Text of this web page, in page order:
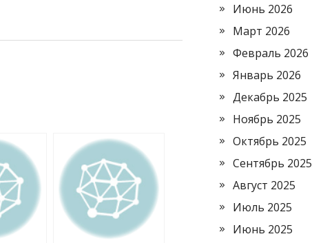
Июнь 2026
Март 2026
Февраль 2026
Январь 2026
Декабрь 2025
Ноябрь 2025
Октябрь 2025
Сентябрь 2025
Август 2025
Июль 2025
Июнь 2025